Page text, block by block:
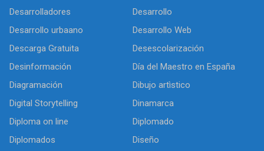
Desarrolladores
Desarrollo
Desarrollo urbaano
Desarrollo Web
Descarga Gratuita
Desescolarización
Desinformación
Día del Maestro en España
Diagramación
Dibujo artìstico
Digital Storytelling
Dinamarca
Diploma on line
Diplomado
Diplomados
Diseño